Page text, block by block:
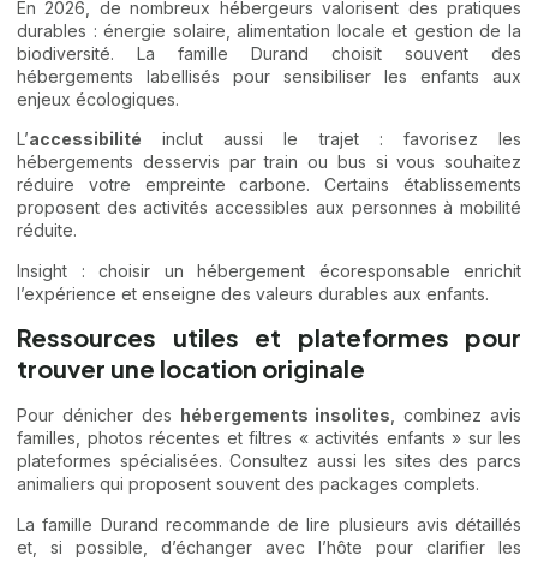
En 2026, de nombreux hébergeurs valorisent des pratiques
durables : énergie solaire, alimentation locale et gestion de la
biodiversité. La famille Durand choisit souvent des
hébergements labellisés pour sensibiliser les enfants aux
enjeux écologiques.
L’accessibilité inclut aussi le trajet : favorisez les
hébergements desservis par train ou bus si vous souhaitez
réduire votre empreinte carbone. Certains établissements
proposent des activités accessibles aux personnes à mobilité
réduite.
Insight : choisir un hébergement écoresponsable enrichit
l’expérience et enseigne des valeurs durables aux enfants.
Ressources utiles et plateformes pour
trouver une location originale
Pour dénicher des hébergements insolites , combinez avis
familles, photos récentes et filtres « activités enfants » sur les
plateformes spécialisées. Consultez aussi les sites des parcs
animaliers qui proposent souvent des packages complets.
La famille Durand recommande de lire plusieurs avis détaillés
et, si possible, d’échanger avec l’hôte pour clarifier les